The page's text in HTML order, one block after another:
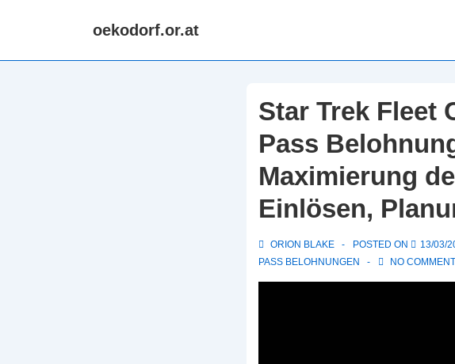
oekodorf.or.at
Star Trek Fleet
Pass
Maximierung
Einlösen,
ORION BLAKE POSTED ON 13/03/
PASS BELOHNUNGEN
NO